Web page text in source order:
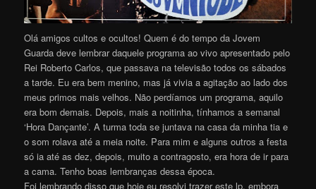
Olá amigos cultos e ocultos! Quem é do tempo da Jovem
Guarda deve lembrar daquele programa ao vivo apresentado pelo
Rei Roberto Carlos, que passava na televisão todos os sábados
a tarde. Eu era bem menino, mas já vivia a agitação ao lado dos
meus primos mais velhos. Não perdíamos um programa, aquilo
era bom demais. Depois, mais a noitinha, tínhamos a semanal
‘Hora Dançante’. A turma toda se juntava na casa da minha tia e
o som rolava até a meia noite. Para mim e alguns outros a festa
só ia até as dez, depois, muito a contragosto, era hora de ir para
a cama. Tenho boas lembranças dessa época.
Foi lembrando disso que hoje eu resolvi trazer este lp, embora